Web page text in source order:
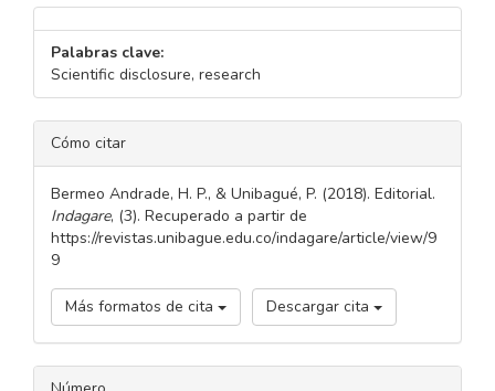
Palabras clave:
Scientific disclosure, research
DETALLES
DEL
ARTÍCULO
Cómo citar
Bermeo Andrade, H. P., & Unibagué, P. (2018). Editorial.
Indagare, (3). Recuperado a partir de
https://revistas.unibague.edu.co/indagare/article/view/9
9
Más formatos de cita Descargar cita